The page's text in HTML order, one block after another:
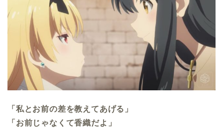
「私とお前の差を教えてあげる」
「お前じゃなくて香織だよ」